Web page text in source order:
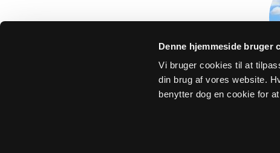
Denne hjemmeside bruger
Vi bruger cookies til at
din brug af vores website.
benytter dog en cookie for